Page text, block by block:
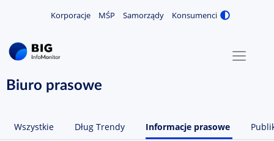
Korporacje MŚP Samorządy Konsumenci
MENU
O NAS
KONTAKT
Biuro prasowe
Wszystkie Dług Trendy Informacje prasowe